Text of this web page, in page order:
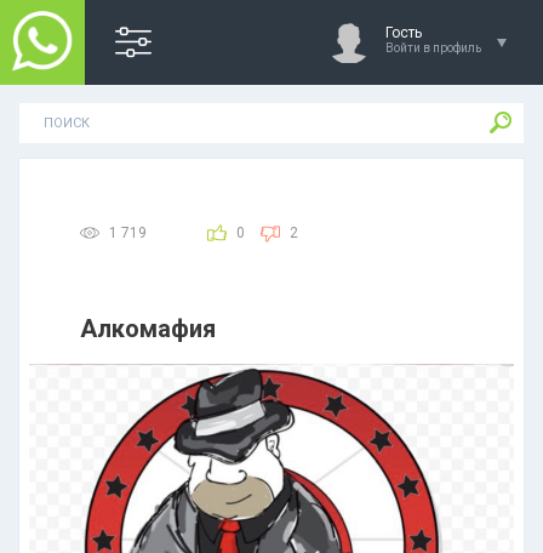
Гость
Войти в профиль
1 719 0 2
Алкомафия